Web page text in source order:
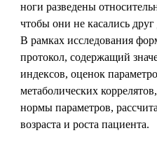
ноги разведены
чтобы они не касались
В рамках исследования
протокол, содержащий
индексов, оценок
метаболических
нормы параметров,
возраста и роста пациента.